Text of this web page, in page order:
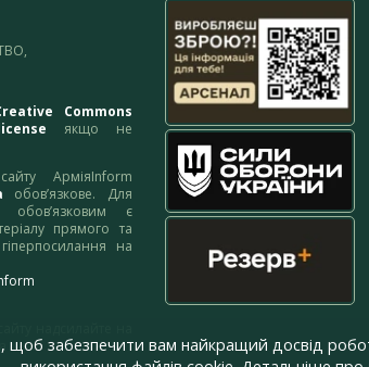
Commons
якщо не
АрміяInform
обов’язкове. Для
обов’язковим є
прямого та
на
забезпечити вам найкращий досвід